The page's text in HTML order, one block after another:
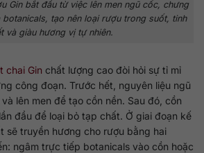
Gin bắt đầu từ việc lên men ngũ cốc, chưng
tạo nên loại rượu trong suốt, tinh
và giàu hương vị tự nhiên.
chai Gin chất lượng cao đòi hỏi sự tỉ mỉ
công đoạn. Trước hết, nguyên liệu ngũ
lên men để tạo cồn nền. Sau đó, cồn
đầu để loại bỏ tạp chất. Ở giai đoạn kế
sẽ truyền hương cho rượu bằng hai
ngâm trực tiếp botanicals vào cồn hoặc